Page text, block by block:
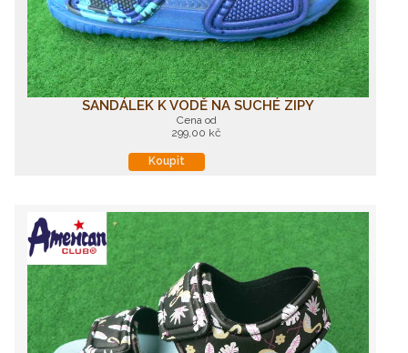
SANDÁLEK K VODĚ NA SUCHÉ ZIPY
Cena od
299,00 kč
Koupit